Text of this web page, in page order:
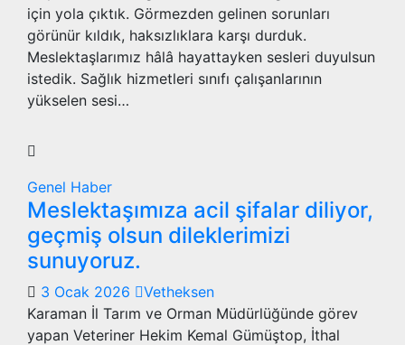
için yola çıktık. Görmezden gelinen sorunları
görünür kıldık, haksızlıklara karşı durduk.
Meslektaşlarımız hâlâ hayattayken sesleri duyulsun
istedik. Sağlık hizmetleri sınıfı çalışanlarının
yükselen sesi…
Genel Haber
Meslektaşımıza acil şifalar diliyor,
geçmiş olsun dileklerimizi
sunuyoruz.
3 Ocak 2026
Vetheksen
Karaman İl Tarım ve Orman Müdürlüğünde görev
yapan Veteriner Hekim Kemal Gümüştop, İthal